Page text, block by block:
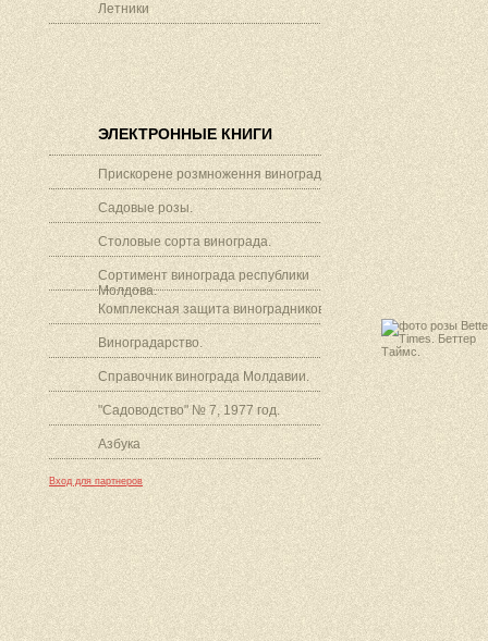
Летники
ЭЛЕКТРОННЫЕ КНИГИ
Прискорене розмноження винограду.
Садовые розы.
Столовые сорта винограда.
Сортимент винограда республики
Молдова.
Комплексная защита виноградников.
Виноградарство.
Справочник винограда Молдавии.
"Садоводство" № 7, 1977 год.
Азбука
Вход для партнеров